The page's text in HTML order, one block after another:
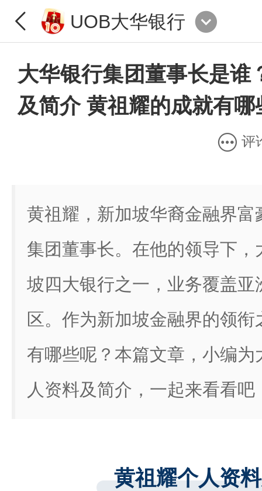
UOB大华银行
大华银行集团董事长是谁
及简介 黄祖耀的成就有哪
评
黄祖耀，新加坡华裔金融界
集团董事长。在他的领导下
坡四大银行之一，业务覆盖
区。作为新加坡金融界的领
有哪些呢？本篇文章，小编
人资料及简介，一起来看看吧
黄祖耀个人资